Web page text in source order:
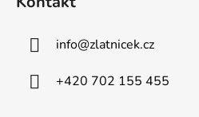
info@zlatnicek.cz
+420 702 155 455